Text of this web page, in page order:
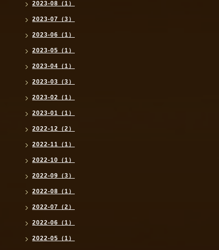
2023-08（1）
2023-07（3）
2023-06（1）
2023-05（1）
2023-04（1）
2023-03（3）
2023-02（1）
2023-01（1）
2022-12（2）
2022-11（1）
2022-10（1）
2022-09（3）
2022-08（1）
2022-07（2）
2022-06（1）
2022-05（1）